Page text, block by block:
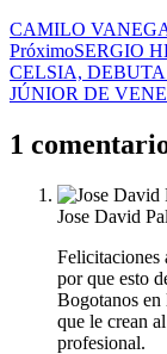
CAMILO
PróximoSERGIO
CELSIA,
JÚNIOR DE
1
Jose David
Felicitaciones
por que esto
Bogotanos en
que le crean
profesional.